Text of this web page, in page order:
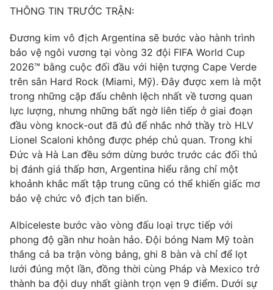
Sản phẩm
Thị trường
Tư vấn
Lịch phát sóng
Chuyên mục khác
Emagazine Podcast
Photo Infographic
Video Shorts video
VTV Sức khoẻ Bất động sản
Thị trường 24h Tấm lòng Việt
THÔNG TIN TRƯỚC TRẬN:
Đương kim vô địch Argentina sẽ bước vào hành trình
bảo vệ ngôi vương tại vòng 32 đội FIFA World Cup
2026™ bằng cuộc đối đầu với hiện tượng Cape Verde
trên sân Hard Rock (Miami, Mỹ). Đây được xem là một
trong những cặp đấu chênh lệch nhất về tương quan
lực lượng, nhưng những bất ngờ liên tiếp ở giai đoạn
đầu vòng knock-out đã đủ để nhắc nhở thầy trò HLV
Lionel Scaloni không được phép chủ quan. Trong khi
Đức và Hà Lan đều sớm dừng bước trước các đối thủ
bị đánh giá thấp hơn, Argentina hiểu rằng chỉ một
khoảnh khắc mất tập trung cũng có thể khiến giấc mơ
bảo vệ chức vô địch tan biến.
Albiceleste bước vào vòng đấu loại trực tiếp với
phong độ gần như hoàn hảo. Đội bóng Nam Mỹ toàn
thắng cả ba trận vòng bảng, ghi 8 bàn và chỉ để lọt
lưới đúng một lần, đồng thời cùng Pháp và Mexico trở
thành ba đội duy nhất giành trọn vẹn 9 điểm. Dưới sự